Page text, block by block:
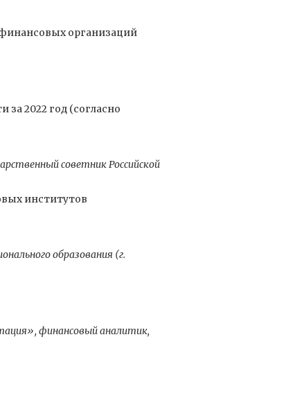
организаций
за 2022 год (согласно
советник Российской
институтов
образования (г.
финансовый аналитик,